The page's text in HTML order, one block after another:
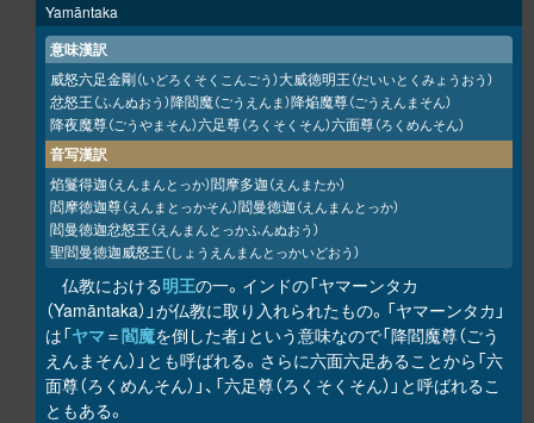
Yamāntaka
意味漢訳
威怒六足金剛（いどろくそくこんごう）大威徳明王（だいいとくみょうおう）
忿怒王（ふんぬおう）降閻魔（ごうえんま）降焔魔尊（ごうえんまそん）
降夜魔尊（ごうやまそん）六足尊（ろくそくそん）六面尊（ろくめんそん）
音写漢訳
焰鬘得迦（えんまんとっか）閻摩多迦（えんまたか）
閻摩徳迦尊（えんまとっかそん）閻曼徳迦（えんまんとっか）
閻曼徳迦忿怒王（えんまんとっかふんぬおう）
聖閻曼徳迦威怒王（しょうえんまんとっかいどおう）
仏教における明王の一。インドの「ヤマーンタカ
（Yamāntaka）」が仏教に取り入れられたもの。「ヤマーンタカ」
は「ヤマ ＝閻魔を倒した者」という意味なので「降閻魔尊（ごう
えんまそん）」とも呼ばれる。さらに六面六足あることから「六
面尊（ろくめんそん）」、「六足尊（ろくそくそん）」と呼ばれるこ
ともある。